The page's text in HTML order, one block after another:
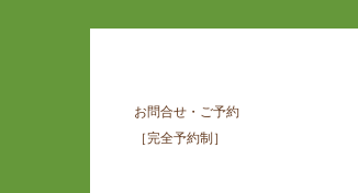
お問合せ・ご予約
［完全予約制］